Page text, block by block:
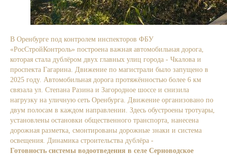
В Оренбурге под контролем инспекторов ФБУ
«РосСтройКонтроль» построена важная автомобильная дорога,
которая стала дублёром двух главных улиц города - Чкалова и
проспекта Гагарина. Движение по магистрали было запущено в
2025 году. Автомобильная дорога протяжённостью более 6 км
связала ул. Степана Разина и Загородное шоссе и снизила
нагрузку на уличную сеть Оренбурга. Движение организовано по
двум полосам в каждом направлении. Здесь обустроены тротуары,
установлены остановки общественного транспорта, нанесена
дорожная разметка, смонтированы дорожные знаки и система
освещения. Динамика строительства дублёра -
Готовность системы водоотведения в селе Серноводское